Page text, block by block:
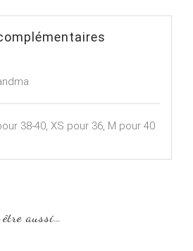
38-40, XS pour 36, M pour 40
aussi…